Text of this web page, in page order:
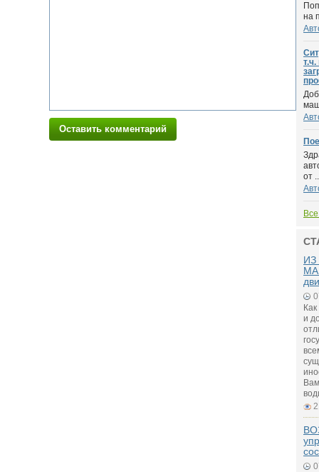
Оставить комментарий
на
от
и